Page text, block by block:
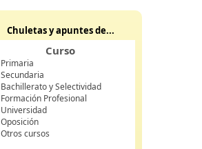
Chuletas y apuntes de...
Curso
Primaria
Secundaria
Bachillerato y Selectividad
Formación Profesional
Universidad
Oposición
Otros cursos